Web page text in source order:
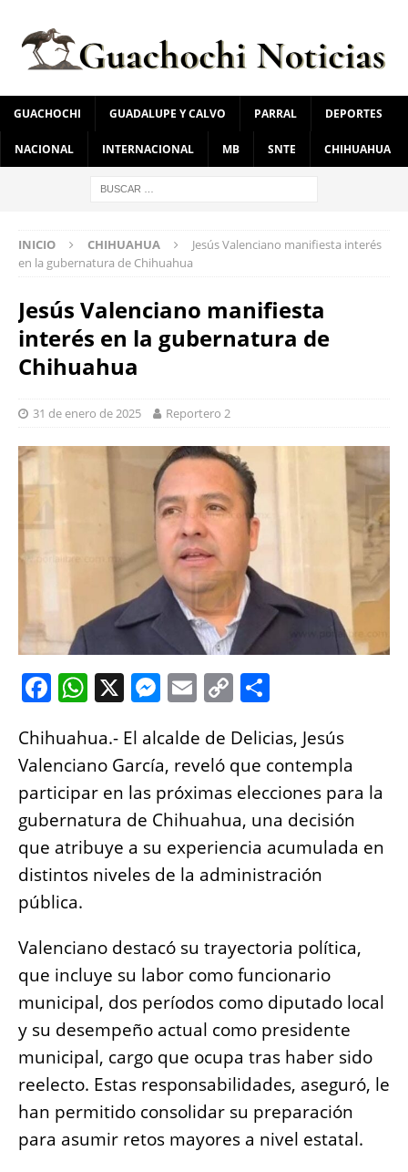
GUACHOCHI GUADALUPE Y CALVO PARRAL DEPORTES
NACIONAL INTERNACIONAL MB SNTE CHIHUAHUA
INICIO CHIHUAHUA
Jesús Valenciano manifiesta interés
en la gubernatura de Chihuahua
Jesús Valenciano manifiesta
interés en la gubernatura de
Chihuahua
31 de enero de 2025 Reportero 2
F
c
e
b
o
o
k
W
at
s
A
p
p
X M
ss
e
n
g
er
E
ai
l
C
p
y
Li
n
k
a
re
Chihuahua.- El alcalde de Delicias, Jesús
Valenciano García, reveló que contempla
participar en las próximas elecciones para la
gubernatura de Chihuahua, una decisión
que atribuye a su experiencia acumulada en
distintos niveles de la administración
pública.
Valenciano destacó su trayectoria política,
que incluye su labor como funcionario
municipal, dos períodos como diputado local
y su desempeño actual como presidente
municipal, cargo que ocupa tras haber sido
reelecto. Estas responsabilidades, aseguró, le
han permitido consolidar su preparación
para asumir retos mayores a nivel estatal.